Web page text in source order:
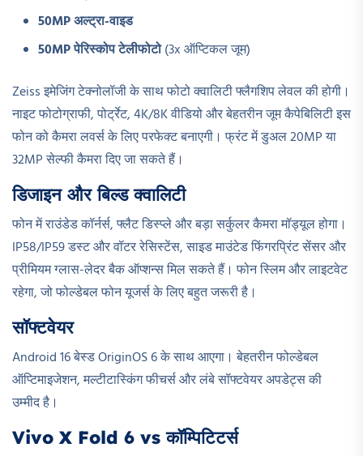
50MP अल्ट्रा-वाइड
50MP पेरिस्कोप टेलीफोटो(3x ऑप्टिकल जूम)
Zeiss इमेजिंग टेक्नोलॉजी के साथ फोटो क्वालिटी फ्लैगशिप लेवल की होगी।
नाइट फोटोग्राफी, पोर्ट्रेट, 4K/8K वीडियो और बेहतरीन जूम कैपेबिलिटी इस
फोन को कैमरा लवर्स के लिए परफेक्ट बनाएगी। फ्रंट में डुअल 20MP या
32MP सेल्फी कैमरा दिए जा सकते हैं।
डिजाइन और बिल्ड क्वालिटी
फोन में राउंडेड कॉर्नर्स, फ्लैट डिस्प्ले और बड़ा सर्कुलर कैमरा मॉड्यूल होगा।
IP58/IP59 डस्ट और वॉटर रेसिस्टेंस, साइड माउंटेड फिंगरप्रिंट सेंसर और
प्रीमियम ग्लास-लेदर बैक ऑप्शन्स मिल सकते हैं। फोन स्लिम और लाइटवेट
रहेगा, जो फोल्डेबल फोन यूजर्स के लिए बहुत जरूरी है।
सॉफ्टवेयर
Android 16 बेस्ड OriginOS 6 के साथ आएगा। बेहतरीन फोल्डेबल
ऑप्टिमाइजेशन, मल्टीटास्किंग फीचर्स और लंबे सॉफ्टवेयर अपडेट्स की
उम्मीद है।
Vivo X Fold 6 vs कॉम्पिटिटर्स